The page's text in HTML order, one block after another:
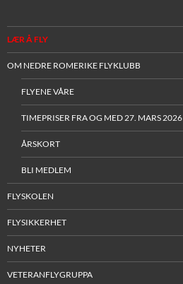
LÆR Å FLY
OM NEDRE ROMERIKE FLYKLUBB
FLYENE VÅRE
TIMEPRISER FRA OG MED 27. MARS 2026
ÅRSKORT
BLI MEDLEM
FLYSKOLEN
FLYSIKKERHET
NYHETER
VETERANFLYGRUPPA